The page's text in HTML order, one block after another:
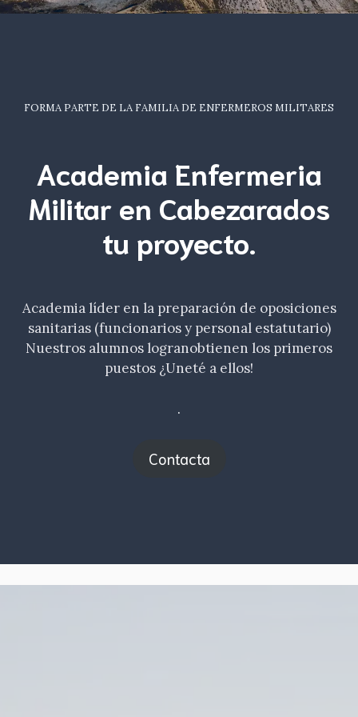
FORMA PARTE DE LA FAMILIA DE ENFERMEROS MILITARES
Academia Enfermeria
Militar en Cabezarados
tu proyecto.
Academia líder en la preparación de oposiciones
sanitarias (funcionarios y personal estatutario)
Nuestros alumnos logranobtienen los primeros
puestos ¿Uneté a ellos!
.
Contacta